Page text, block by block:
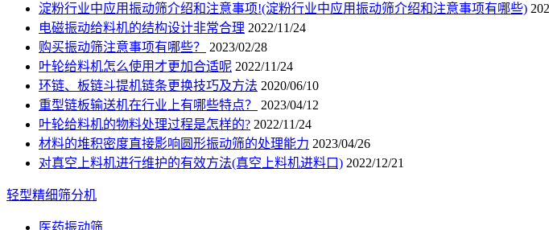
淀粉行业中应用振动筛介绍和注意事项!(淀粉行业中应用振动筛介绍和注意事项有哪些)
电磁振动给料机的结构设计非常合理 2022/11/24
购买振动筛注意事项有哪些？
2023/02/28
叶轮给料机怎么使用才更加合适呢 2022/11/24
环链、板链斗提机链条更换技巧及方法 2020/06/10
重型链板输送机在行业上有哪些特点？
2023/04/12
叶轮给料机的物料处理过程是怎样的? 2022/11/24
材料的堆积密度直接影响圆形振动筛的处理能力 2023/04/26
对真空上料机进行维护的有效方法(真空上料机进料口) 2022/12/21
轻型精细筛分机
医药振动筛